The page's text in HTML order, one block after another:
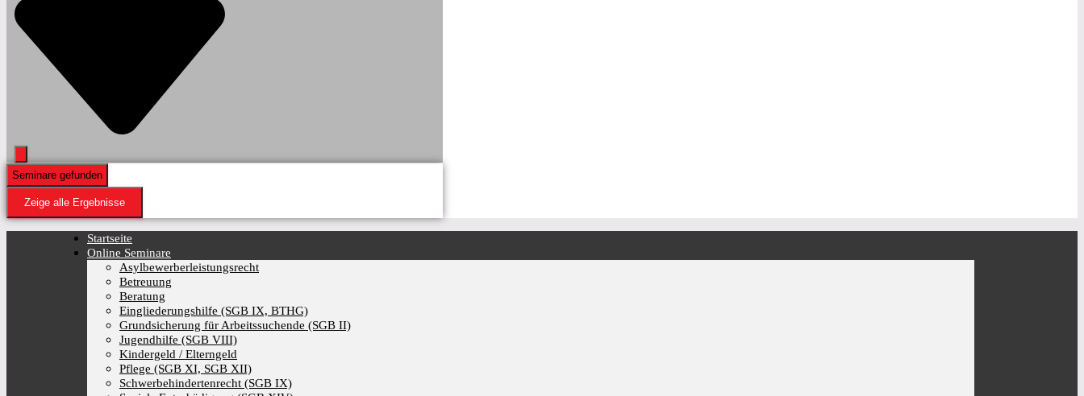
Seminare gefunden
Zeige alle Ergebnisse
Startseite
Online Seminare
Asylbewerberleistungsrecht
Betreuung
Beratung
Eingliederungshilfe (SGB IX, BTHG)
Grundsicherung für Arbeitssuchende (SGB II)
Jugendhilfe (SGB VIII)
Kindergeld / Elterngeld
Pflege (SGB XI, SGB XII)
Schwerbehindertenrecht (SGB IX)